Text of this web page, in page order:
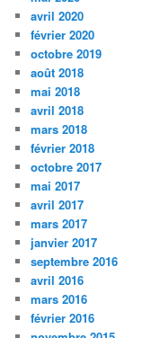
avril 2020
février 2020
octobre 2019
août 2018
mai 2018
avril 2018
mars 2018
février 2018
octobre 2017
mai 2017
avril 2017
mars 2017
janvier 2017
septembre 2016
avril 2016
mars 2016
février 2016